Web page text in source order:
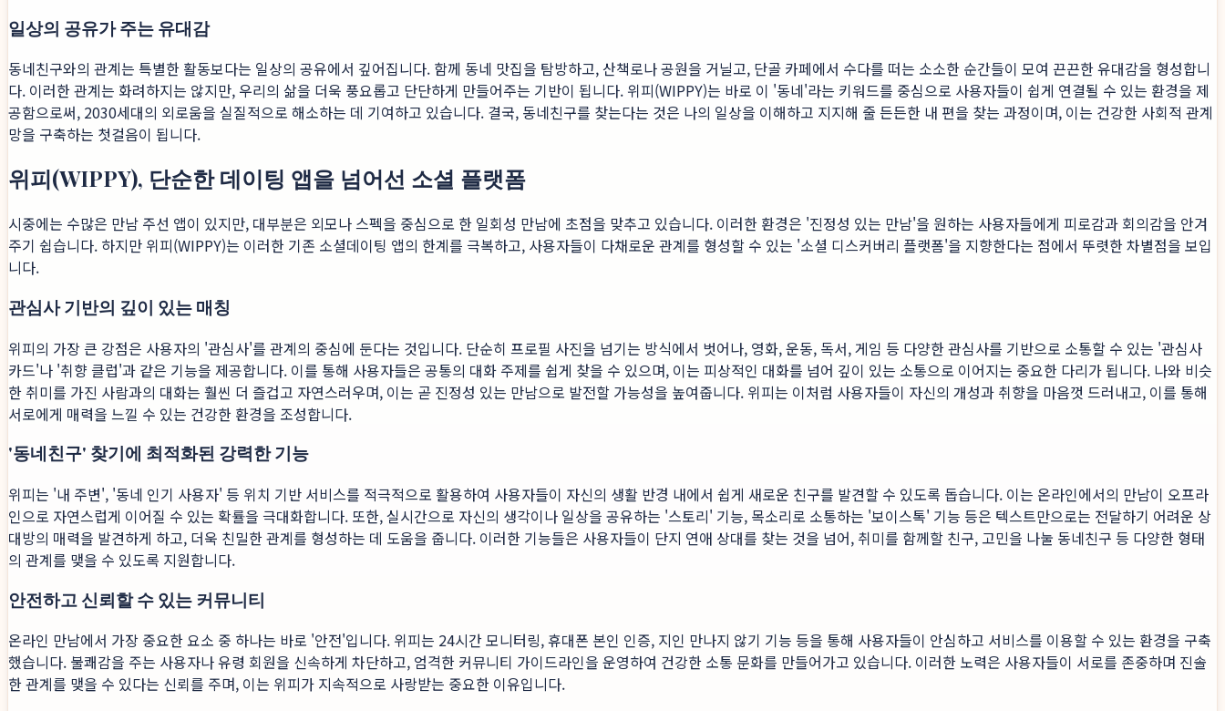
일상의 공유가 주는 유대감
동네친구와의 관계는 특별한 활동보다는 일상의 공유에서 깊어집니다. 함께 동네 맛집을 탐방하고, 산책로나 공원을 거닐고, 단골 카페에서 수다를 떠는 소소한 순간들이 모여 끈끈한 유대감을 형성합니
다. 이러한 관계는 화려하지는 않지만, 우리의 삶을 더욱 풍요롭고 단단하게 만들어주는 기반이 됩니다. 위피(WIPPY)는 바로 이 '동네'라는 키워드를 중심으로 사용자들이 쉽게 연결될 수 있는 환경을 제
공함으로써, 2030세대의 외로움을 실질적으로 해소하는 데 기여하고 있습니다. 결국, 동네친구를 찾는다는 것은 나의 일상을 이해하고 지지해 줄 든든한 내 편을 찾는 과정이며, 이는 건강한 사회적 관계
망을 구축하는 첫걸음이 됩니다.
위피(WIPPY), 단순한 데이팅 앱을 넘어선 소셜 플랫폼
시중에는 수많은 만남 주선 앱이 있지만, 대부분은 외모나 스펙을 중심으로 한 일회성 만남에 초점을 맞추고 있습니다. 이러한 환경은 '진정성 있는 만남'을 원하는 사용자들에게 피로감과 회의감을 안겨
주기 쉽습니다. 하지만 위피(WIPPY)는 이러한 기존 소셜데이팅 앱의 한계를 극복하고, 사용자들이 다채로운 관계를 형성할 수 있는 '소셜 디스커버리 플랫폼'을 지향한다는 점에서 뚜렷한 차별점을 보입
니다.
관심사 기반의 깊이 있는 매칭
위피의 가장 큰 강점은 사용자의 '관심사'를 관계의 중심에 둔다는 것입니다. 단순히 프로필 사진을 넘기는 방식에서 벗어나, 영화, 운동, 독서, 게임 등 다양한 관심사를 기반으로 소통할 수 있는 '관심사
카드'나 '취향 클럽'과 같은 기능을 제공합니다. 이를 통해 사용자들은 공통의 대화 주제를 쉽게 찾을 수 있으며, 이는 피상적인 대화를 넘어 깊이 있는 소통으로 이어지는 중요한 다리가 됩니다. 나와 비슷
한 취미를 가진 사람과의 대화는 훨씬 더 즐겁고 자연스러우며, 이는 곧 진정성 있는 만남으로 발전할 가능성을 높여줍니다. 위피는 이처럼 사용자들이 자신의 개성과 취향을 마음껏 드러내고, 이를 통해
서로에게 매력을 느낄 수 있는 건강한 환경을 조성합니다.
'동네친구' 찾기에 최적화된 강력한 기능
위피는 '내 주변', '동네 인기 사용자' 등 위치 기반 서비스를 적극적으로 활용하여 사용자들이 자신의 생활 반경 내에서 쉽게 새로운 친구를 발견할 수 있도록 돕습니다. 이는 온라인에서의 만남이 오프라
인으로 자연스럽게 이어질 수 있는 확률을 극대화합니다. 또한, 실시간으로 자신의 생각이나 일상을 공유하는 '스토리' 기능, 목소리로 소통하는 '보이스톡' 기능 등은 텍스트만으로는 전달하기 어려운 상
대방의 매력을 발견하게 하고, 더욱 친밀한 관계를 형성하는 데 도움을 줍니다. 이러한 기능들은 사용자들이 단지 연애 상대를 찾는 것을 넘어, 취미를 함께할 친구, 고민을 나눌 동네친구 등 다양한 형태
의 관계를 맺을 수 있도록 지원합니다.
안전하고 신뢰할 수 있는 커뮤니티
온라인 만남에서 가장 중요한 요소 중 하나는 바로 '안전'입니다. 위피는 24시간 모니터링, 휴대폰 본인 인증, 지인 만나지 않기 기능 등을 통해 사용자들이 안심하고 서비스를 이용할 수 있는 환경을 구축
했습니다. 불쾌감을 주는 사용자나 유령 회원을 신속하게 차단하고, 엄격한 커뮤니티 가이드라인을 운영하여 건강한 소통 문화를 만들어가고 있습니다. 이러한 노력은 사용자들이 서로를 존중하며 진솔
한 관계를 맺을 수 있다는 신뢰를 주며, 이는 위피가 지속적으로 사랑받는 중요한 이유입니다.